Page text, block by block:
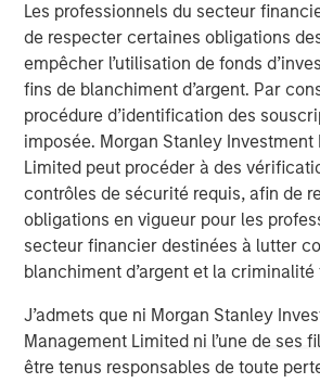
Les professionnels du secteur
de respecter certaines obligations
empêcher l’utilisation de fonds
fins de blanchiment d’argent. Par
procédure d’identification des
imposée. Morgan Stanley Investment
Limited peut procéder à des
contrôles de sécurité requis, afin de
obligations en vigueur pour les
secteur financier destinées à lutter
blanchiment d’argent et la criminalité
J’admets que ni Morgan Stanley
Management Limited ni l’une de ses
être tenus responsables de toute
Morgan Stanley Investment
its investment advisory affiliates, has
investment professionals around the
trillion in assets under management
December 31, 2023. Morgan Stanley
Management strives to provide
investment performance, service, and
suite of investment management
client base, which includes
corporations and individuals
Management, please visit
About Morgan Stanley